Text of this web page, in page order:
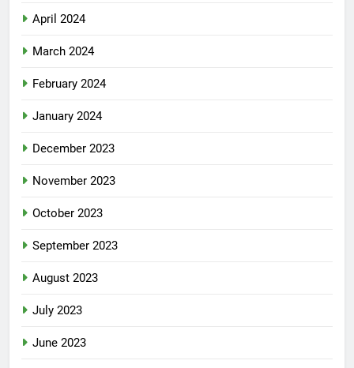
April 2024
March 2024
February 2024
January 2024
December 2023
November 2023
October 2023
September 2023
August 2023
July 2023
June 2023